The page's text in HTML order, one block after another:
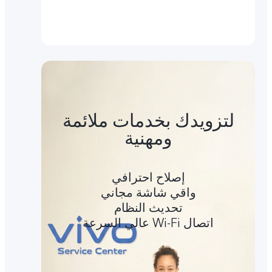
لتزويدك بخدمات ملائمة
ومهنية
إصلاح احترافي
واقي شاشة مجاني
تحديث النظام
اتصال Wi-Fi عالي السرعة